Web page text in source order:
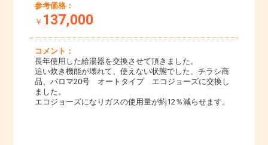
参考価格：
￥ 137,000
コメント：
長年使用した給湯器を交換させて頂きました。
追い炊き機能が壊れて、使えない状態でした、チラシ商
品、パロマ20号 オートタイプ エコジョーズに交換し
ました。
エコジョーズになりガスの使用量が約12％減らせます。